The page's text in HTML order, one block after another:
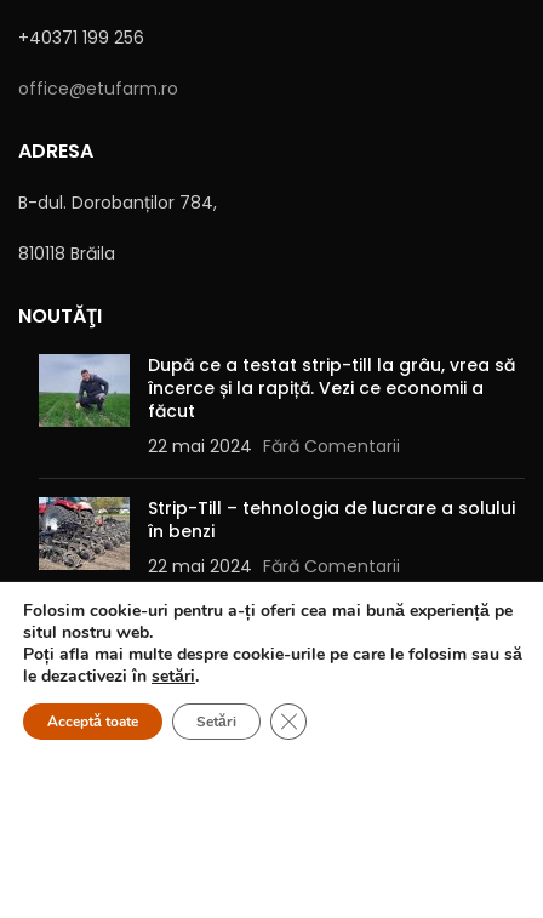
+40371 199 256
office@etufarm.ro
ADRESA
B-dul. Dorobanților 784,
810118 Brăila
NOUTĂŢI
După ce a testat strip-till la grâu, vrea să
încerce și la rapiță. Vezi ce economii a
făcut
22 mai 2024 Fără Comentarii
Strip-Till – tehnologia de lucrare a solului
în benzi
22 mai 2024 Fără Comentarii
INFORMAȚII LEGALE
Termeni și condiții cookie-uri
Politică de confidențialitate
Folosim cookie-uri pentru a-ți oferi cea mai bună experiență pe
situl nostru web.
Poți afla mai multe despre cookie-urile pe care le folosim sau să
le dezactivezi în setări.
Acceptă toate Setări Close GDPR Cookie Banner